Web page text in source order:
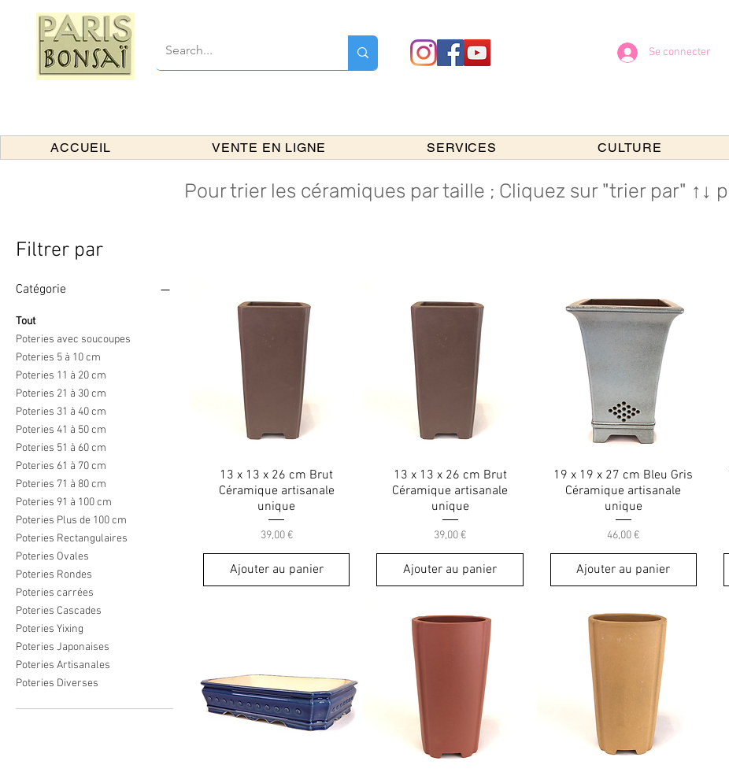
Se connecter
ACCUEIL VENTE EN LIGNE SERVICES CULTURE
Pour trier les céramiques par taille ; Cliquez sur "trier par" ↑↓
Filtrer par
Catégorie
Tout
Poteries avec soucoupes
Poteries 5 à 10 cm
Poteries 11 à 20 cm
Poteries 21 à 30 cm
Poteries 31 à 40 cm
Poteries 41 à 50 cm
Poteries 51 à 60 cm
Poteries 61 à 70 cm
Poteries 71 à 80 cm
Poteries 91 à 100 cm
Poteries Plus de 100 cm
Poteries Rectangulaires
Poteries Ovales
Poteries Rondes
Poteries carrées
Poteries Cascades
Poteries Yixing
Poteries Japonaises
Poteries Artisanales
Poteries Diverses
13 x 13 x 26 cm Brut
Céramique artisanale
unique
Prix
39,00 €
Ajouter au panier
13 x 13 x 26 cm Brut
Céramique artisanale
unique
Prix
39,00 €
Ajouter au panier
19 x 19 x 27 cm Bleu Gris
Céramique artisanale
unique
Prix
46,00 €
Ajouter au panier